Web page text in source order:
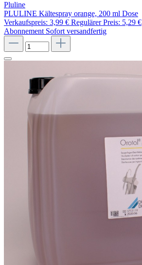
Pluline
PLULINE Kältespray orange, 200 ml Dose
Verkaufspreis: 3,99 € Regulärer Preis: 5,29 €
Abonnement Sofort versandfertig